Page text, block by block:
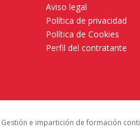
Aviso legal
Política de privacidad
Política de Cookies
Perfil del contratante
e impartición de formación